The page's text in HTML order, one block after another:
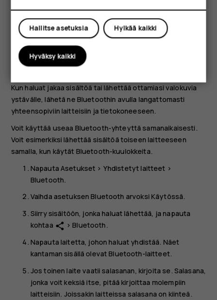
Jos toinen puhelin vaatii salasanan, kirjoita tai
hyväksy salasana ja napautaYhdistä.
Salasanaa käytetään vain muodostettaessa yhteyttä
tiettyyn laitteeseen ensimmäistä kertaa.
Lähetä sisältöä Bluetoothin kautta
Kun haluat jakaa sisältöä tai lähettää ottamiasi valokuvia
ystävälle, lähetä ne Bluetoothin avulla langattomasti
yhteensopiviin laitteisiin ja tietokoneeseen.
Voit käyttää useaa Bluetooth-yhteyttä samanaikaisesti.
Voit esimerkiksi lähettää sisältöä toiseen laitteeseen
samalla, kun käytät Bluetooth-kuulokkeita.
Napauta Asetukset > Yhdistetyt laitteet >
Bluetooth.
Vaihda asetuksenBluetooth arvoksi Käytössä.
Siirry sisältöön, jonka haluat lähettää, ja napauta
kohtaa share >Bluetooth.
Napauta laitetta, johon haluat yhdistää. Näet
kantaman sisällä olevat Bluetooth-laitteet.
Jos toinen laite vaatii salasanan, kirjoita se. Salasana,
jonka voit keksiä itse, pitää kirjoittaa molempiin
laitteisiin. Joissakin laitteissa salasana on kiinteä.
Hylkää kaikki
Hallitse asetuksia
Hyväksy kaikki